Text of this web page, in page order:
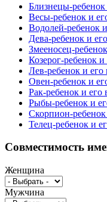
Близнецы-
Весы-ребенок и
Водолей-ребенок
Дева-ребенок и
Змееносец-
Козерог-ребенок
Лев-ребенок и его
Овен-ребенок и
Рак-ребенок и его
Рыбы-ребенок и
Скорпион-
Телец-ребенок и
Совместимость
Женщина
Мужчина